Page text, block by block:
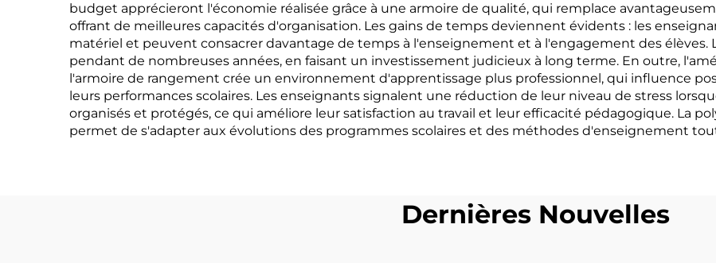
budget apprécieront l'économie réalisée grâce à une armoire de qualité, qui remplace
offrant de meilleures capacités d'organisation. Les gains de temps deviennent évidents : les
matériel et peuvent consacrer davantage de temps à l'enseignement et à l'engagement des élèves.
pendant de nombreuses années, en faisant un investissement judicieux à long terme. En outre,
l'armoire de rangement crée un environnement d'apprentissage plus professionnel, qui influence
leurs performances scolaires. Les enseignants signalent une réduction de leur niveau de stress
organisés et protégés, ce qui améliore leur satisfaction au travail et leur efficacité pédagogique. La
permet de s'adapter aux évolutions des programmes scolaires et des méthodes d'enseignement
Dernières Nouvelles